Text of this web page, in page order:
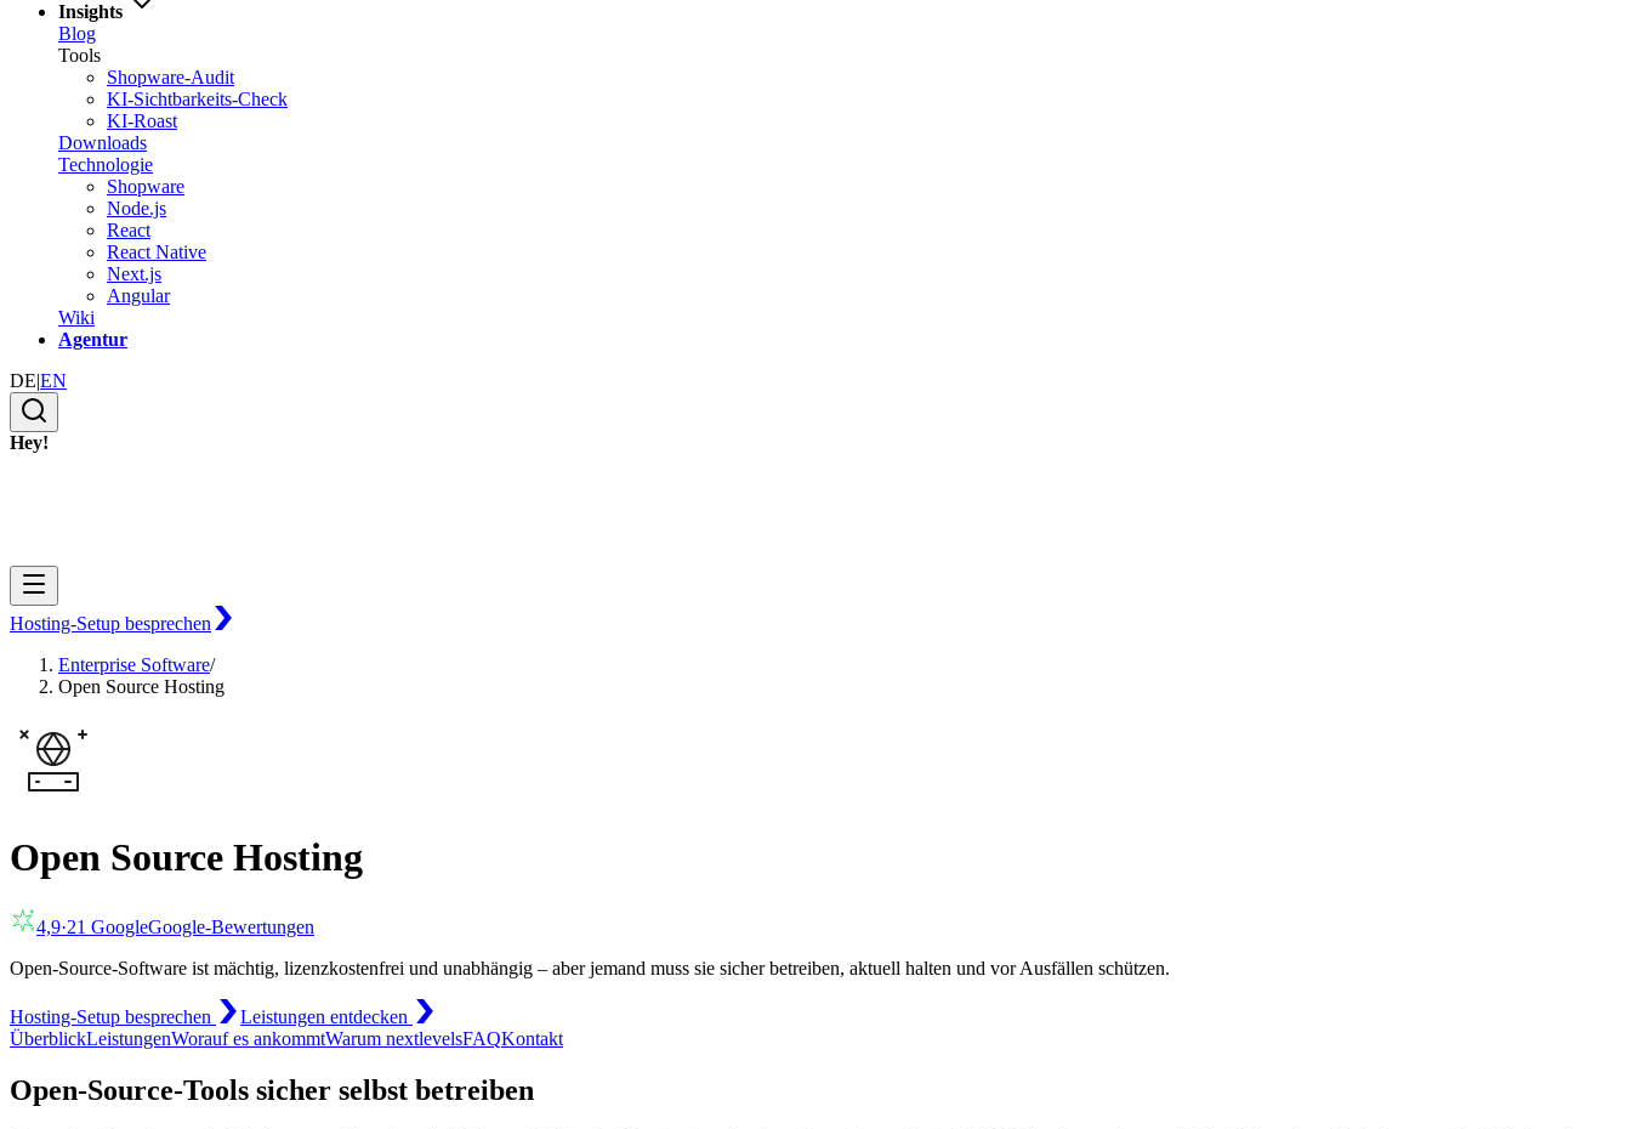
Insights
Blog
Tools
Shopware-Audit
KI-Sichtbarkeits-Check
KI-Roast
Downloads
Technologie
Shopware
Node.js
React
React Native
Next.js
Angular
Wiki
Agentur
DE|EN
Hey!
Hosting-Setup besprechen
Enterprise Software/
Open Source Hosting
Open Source Hosting
4,9·21 GoogleGoogle-Bewertungen
Open-Source-Software ist mächtig, lizenzkostenfrei und unabhängig – aber jemand muss sie sicher betreiben, aktuell halten und vor Ausfällen schützen.
Hosting-Setup besprechen
Leistungen entdecken
ÜberblickLeistungenWorauf es ankommtWarum nextlevelsFAQKontakt
Open-Source-Tools sicher selbst betreiben